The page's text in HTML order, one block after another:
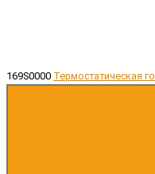
169S0000 Термостатическая